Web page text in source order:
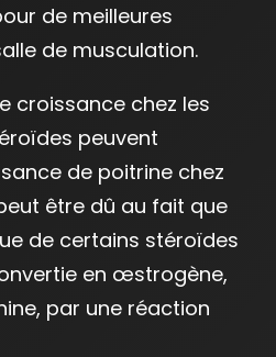
de meilleures
de musculation.
croissance chez les
peuvent
de poitrine chez
être dû au fait que
de certains stéroïdes
en œstrogène,
par une réaction